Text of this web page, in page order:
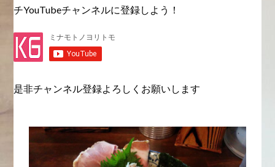
チYouTubeチャンネルに登録しよう！
是非チャンネル登録よろしくお願いします